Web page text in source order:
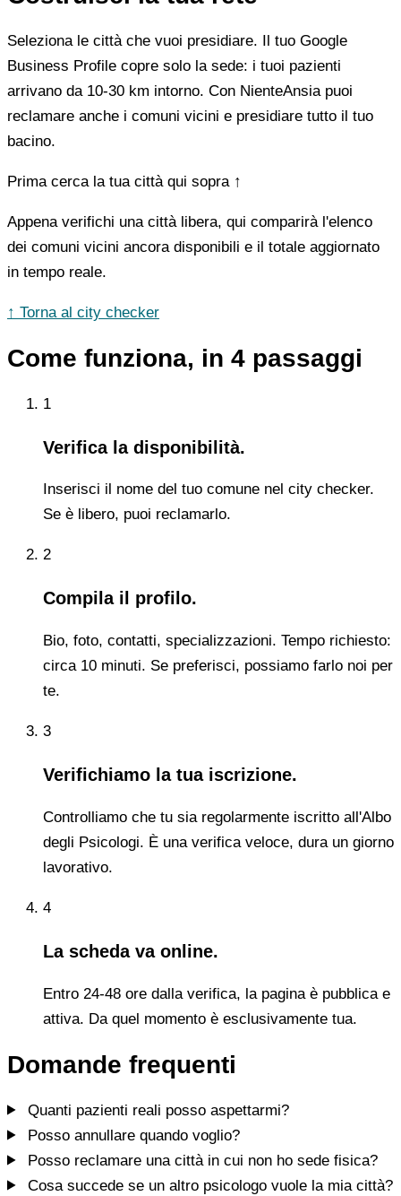
Seleziona le città che vuoi presidiare. Il tuo Google
Business Profile copre solo la sede: i tuoi pazienti
arrivano da 10-30 km intorno. Con NienteAnsia puoi
reclamare anche i comuni vicini e presidiare tutto il tuo
bacino.
Prima cerca la tua città qui sopra ↑
Appena verifichi una città libera, qui comparirà l'elenco
dei comuni vicini ancora disponibili e il totale aggiornato
in tempo reale.
↑ Torna al city checker
Come funziona, in 4 passaggi
1
Verifica la disponibilità.
Inserisci il nome del tuo comune nel city checker.
Se è libero, puoi reclamarlo.
2
Compila il profilo.
Bio, foto, contatti, specializzazioni. Tempo richiesto:
circa 10 minuti. Se preferisci, possiamo farlo noi per
te.
3
Verifichiamo la tua iscrizione.
Controlliamo che tu sia regolarmente iscritto all'Albo
degli Psicologi. È una verifica veloce, dura un giorno
lavorativo.
4
La scheda va online.
Entro 24-48 ore dalla verifica, la pagina è pubblica e
attiva. Da quel momento è esclusivamente tua.
Domande frequenti
Quanti pazienti reali posso aspettarmi?
Posso annullare quando voglio?
Posso reclamare una città in cui non ho sede fisica?
Cosa succede se un altro psicologo vuole la mia città?